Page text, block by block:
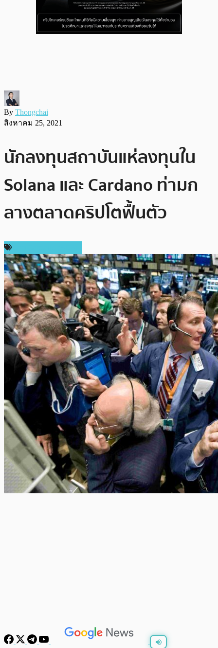
By Thongchai
สิงหาคม 25, 2021
นักลงทุนสถาบันแห่ลงทุนใน
Solana และ Cardano ท่ามก
ลางตลาดคริปโตฟื้นตัว